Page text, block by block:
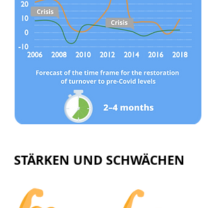
STÄRKEN UND SCHWÄCHEN